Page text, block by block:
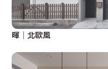
暉│北歐風